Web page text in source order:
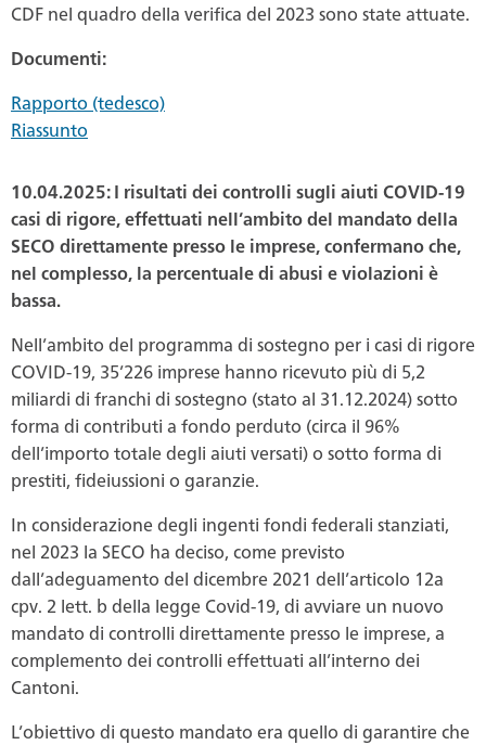
CDF nel quadro della verifica del 2023 sono state attuate.
Documenti:
Rapporto (tedesco)
Riassunto
10.04.2025:I risultati dei controlli sugli aiuti COVID-19
casi di rigore, effettuati nell’ambito del mandato della
SECO direttamente presso le imprese, confermano che,
nel complesso, la percentuale di abusi e violazioni è
bassa.
Nell’ambito del programma di sostegno per i casi di rigore
COVID-19, 35’226 imprese hanno ricevuto più di 5,2
miliardi di franchi di sostegno (stato al 31.12.2024) sotto
forma di contributi a fondo perduto (circa il 96%
dell’importo totale degli aiuti versati) o sotto forma di
prestiti, fideiussioni o garanzie.
In considerazione degli ingenti fondi federali stanziati,
nel 2023 la SECO ha deciso, come previsto
dall’adeguamento del dicembre 2021 dell’articolo 12a
cpv. 2 lett. b della legge Covid-19, di avviare un nuovo
mandato di controlli direttamente presso le imprese, a
complemento dei controlli effettuati all’interno dei
Cantoni.
L’obiettivo di questo mandato era quello di garantire che